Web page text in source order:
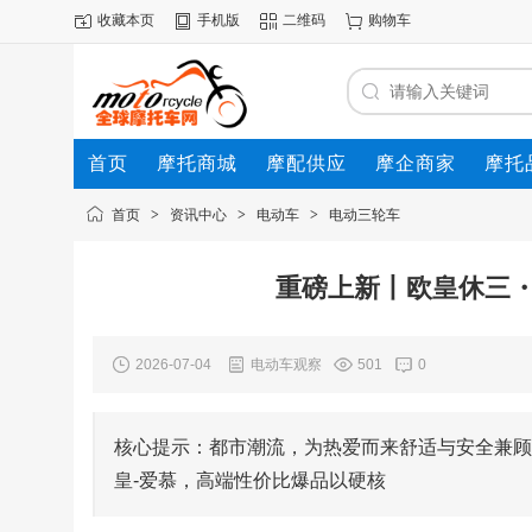
收藏本页 手机版 二维码 购物车
首页 摩托商城 摩配供应 摩企商家 摩托
动态首页 > 资讯中心 > 电动车 > 电动三轮车
重磅上新丨欧皇休三
2026-07-04 电动车观察 501 0
核心提示：都市潮流，为热爱而来舒适与安全兼
皇-爱慕，高端性价比爆品以硬核